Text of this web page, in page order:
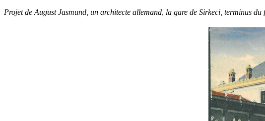
Projet de August Jasmund, un architecte allemand, la gare de Sirkeci, terminus